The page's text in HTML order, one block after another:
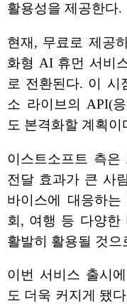
활용성을 제공한다.
현재, 무료로 제공
화형 AI 휴먼 서비
로 전환된다. 이 시
소 라이브의 API(
도 본격화할 계획이
이스트소프트 측
전달 효과가 큰 사
바이스에 대응하
회, 여행 등 다양한
활발히 활용될 것으
이번 서비스 출시
도 더욱 커지게 됐